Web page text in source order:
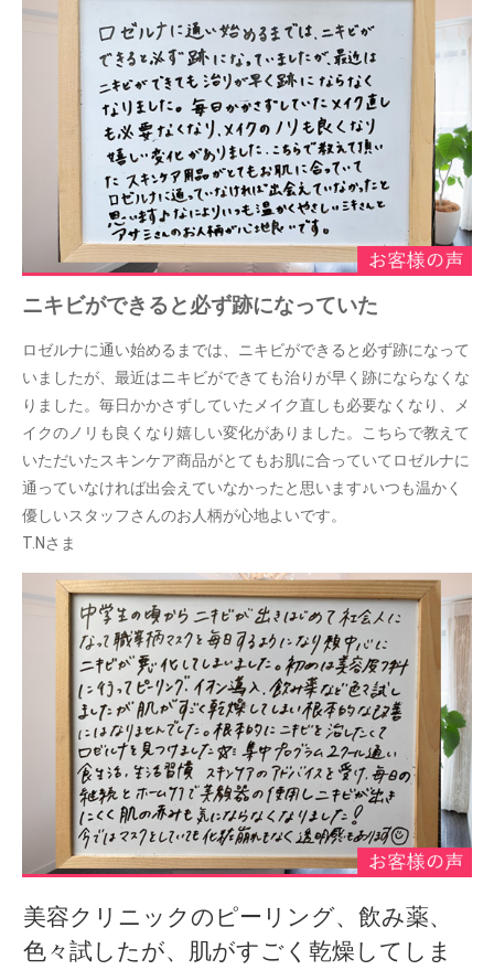
ニキビができると必ず跡になっていた
ロゼルナに通い始めるまでは、ニキビができると必ず跡になって
いましたが、最近はニキビができても治りが早く跡にならなくな
りました。毎日かかさずしていたメイク直しも必要なくなり、メ
イクのノリも良くなり嬉しい変化がありました。こちらで教えて
いただいたスキンケア商品がとてもお肌に合っていてロゼルナに
通っていなければ出会えていなかったと思います♪いつも温かく
優しいスタッフさんのお人柄が心地よいです。
T.Nさま
美容クリニックのピーリング、飲み薬、
色々試したが、肌がすごく乾燥してしま